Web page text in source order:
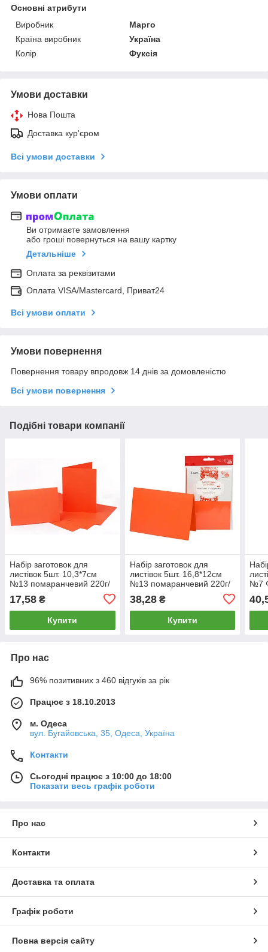
Основні атрибути
Виробник
Марго
Країна виробник
Україна
Колір
Фуксія
Умови доставки
Нова Пошта
Доставка кур'єром
Всі умови доставки
Умови оплати
Ви отримаєте замовлення
або гроші повернуться на вашу картку
Детальніше
Оплата за реквізитами
Оплата VISA/Mastercard, Приват24
Всі умови оплати
Умови повернення
Повернення товару впродовж 14 днів за домовленістю
Всі умови повернення
Подібні товари компанії
Набір заготовок для
листівок 5шт. 10,3*7см
№13 помаранчевий 220г/
17,58 ₴
Купити
Набір заготовок для
листівок 5шт. 16,8*12см
№13 помаранчевий 220г/
38,28₴
Купити
№7
Про нас
96% позитивних з 460 відгуків за рік
Працює з 18.10.2013
м. Одеса
вул. Бугайовська, 35, Одеса, Україна
Контакти
Сьогодні працює з 10:00 до 18:00
Показати весь графік роботи
Про нас
Контакти
Доставка та оплата
Графік роботи
Повна версія сайту